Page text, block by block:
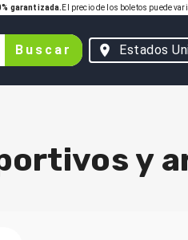
garantizada. El precio de los boletos puede
Buscar Estados
y